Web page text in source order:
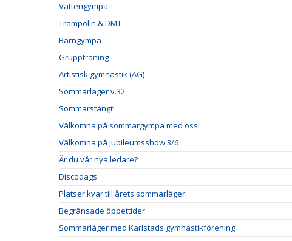
Vattengympa
Trampolin & DMT
Barngympa
Gruppträning
Artistisk gymnastik (AG)
Sommarläger v.32
Sommarstängt!
Välkomna på sommargympa med oss!
Välkomna på jubileumsshow 3/6
Är du vår nya ledare?
Discodags
Platser kvar till årets sommarläger!
Begränsade öppettider
Sommarläger med Karlstads gymnastikförening